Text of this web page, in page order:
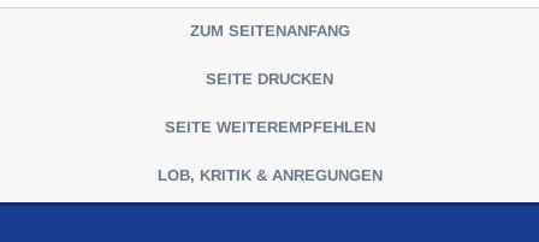
ZUM SEITENANFANG
SEITE DRUCKEN
SEITE WEITEREMPFEHLEN
LOB, KRITIK & ANREGUNGEN